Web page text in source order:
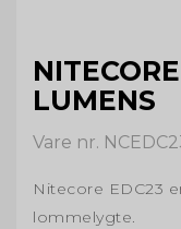
LUMENS
Vare nr.
Nitecore EDC23
lommelygte.